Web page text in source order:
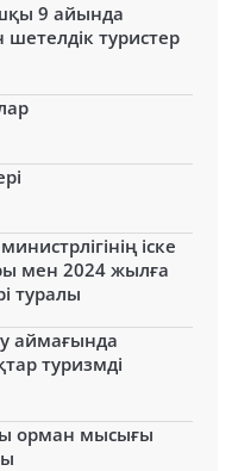
9 айында
шетелдік туристер
іске
мен 2024 жылға
туралы
аймағында
туризмді
орман мысығы